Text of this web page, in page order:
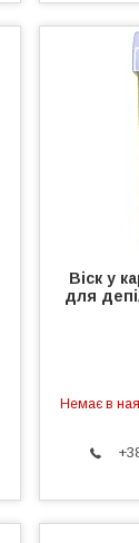
Віск у
для
Немає в